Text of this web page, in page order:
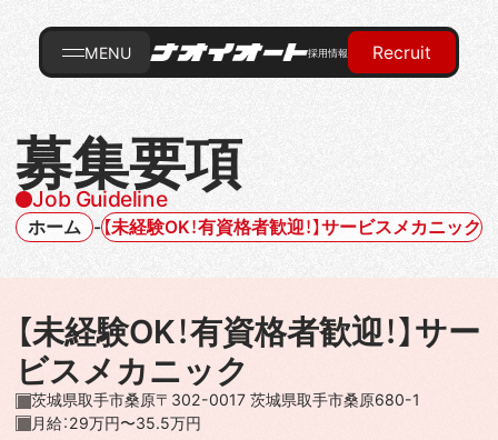
MENU 採用情報 Recruit
募集要項
Job Guideline
ホーム -【未経験OK！有資格者歓迎！】サービスメカニック
【未経験OK！有資格者歓迎！】サー
ビスメカニック
茨城県取手市桑原〒302-0017 茨城県取手市桑原680-1
月給：29万円〜35.5万円